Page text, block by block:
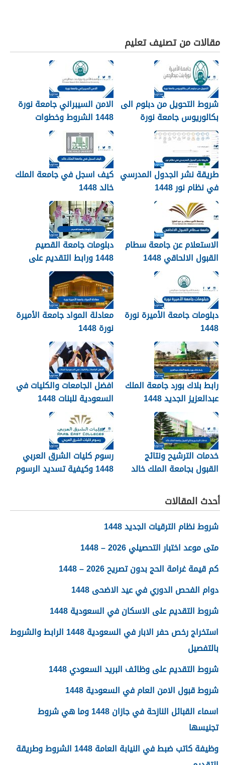
مقالات من تصنيف تعليم
شروط التحويل من دبلوم الى
بكالوريوس جامعة نورة
1448
الامن السيبراني جامعة نورة
1448 الشروط وخطوات
التقديم
طريقة نشر الجدول المدرسي
في نظام نور 1448
كيف اسجل في جامعة الملك
خالد 1448
الاستعلام عن جامعة سطام
القبول الالحاقي 1448
دبلومات جامعة القصيم
1448 ورابط التقديم على
دبلومات جامعة القصيم
qudcss.com
دبلومات جامعة الأميرة نورة
1448
معادلة المواد جامعة الأميرة
نورة 1448
رابط بلاك بورد جامعة الملك
عبدالعزيز الجديد 1448
blackboard kau
افضل الجامعات والكليات في
السعودية للبنات 1448
خدمات الترشيح ونتائج
القبول بجامعة الملك خالد
رسوم كليات الشرق العربي
1448 وكيفية تسديد الرسوم
أحدث المقالات
شروط نظام الترقيات الجديد 1448
متى موعد اختبار التحصيلي 2026 – 1448
كم قيمة غرامة الحج بدون تصريح 2026 – 1448
دوام الفحص الدوري في عيد الاضحى 1448
شروط التقديم على الاسكان في السعودية 1448
استخراج رخص حفر الابار في السعودية 1448 الرابط والشروط
بالتفصيل
شروط التقديم على وظائف البريد السعودي 1448
شروط قبول الامن العام في السعودية 1448
اسماء القبائل النازحة في جازان 1448 وما هي شروط
تجنيسها
وظيفة كاتب ضبط في النيابة العامة 1448 الشروط وطريقة